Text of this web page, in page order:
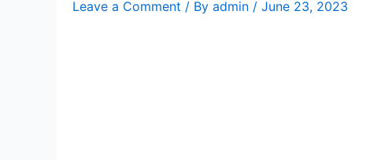
Leave a Comment / By admin / June 23, 2023